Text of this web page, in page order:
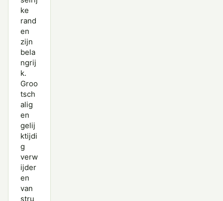
ke
rand
en
zijn
bela
ngrij
k.
Groo
tsch
alig
en
gelij
ktijdi
g
verw
ijder
en
van
stru